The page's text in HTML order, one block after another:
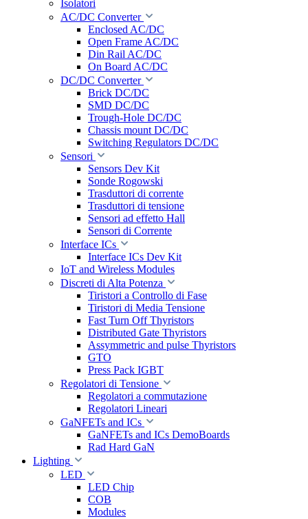
Isolatori
AC/DC Converter
Enclosed AC/DC
Open Frame AC/DC
Din Rail AC/DC
On Board AC/DC
DC/DC Converter
Brick DC/DC
SMD DC/DC
Trough-Hole DC/DC
Chassis mount DC/DC
Switching Regulators DC/DC
Sensori
Sensors Dev Kit
Sonde Rogowski
Trasduttori di corrente
Trasduttori di tensione
Sensori ad effetto Hall
Sensori di Corrente
Interface ICs
Interface ICs Dev Kit
IoT and Wireless Modules
Discreti di Alta Potenza
Tiristori a Controllo di Fase
Tiristori di Media Tensione
Fast Turn Off Thyristors
Distributed Gate Thyristors
Assymmetric and pulse Thyristors
GTO
Press Pack IGBT
Regolatori di Tensione
Regolatori a commutazione
Regolatori Lineari
GaNFETs and ICs
GaNFETs and ICs DemoBoards
Rad Hard GaN
Lighting
LED
LED Chip
COB
Modules